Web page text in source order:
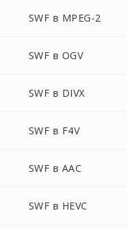
SWF в MPEG-2
SWF в OGV
SWF в DIVX
SWF в F4V
SWF в AAC
SWF в HEVC